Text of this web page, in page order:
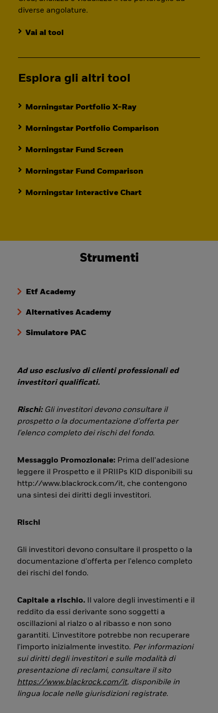
diverse angolature.
Vai al tool
Esplora gli altri tool
Morningstar Portfolio X-Ray
Morningstar Portfolio Comparison
Morningstar Fund Screen
Morningstar Fund Comparison
Morningstar Interactive Chart
Strumenti
Etf Academy
Alternatives Academy
Simulatore PAC
Ad uso esclusivo di clienti professionali ed
investitori qualificati.
Rischi: Gli investitori devono consultare il
prospetto o la documentazione d'offerta per
l'elenco completo dei rischi del fondo.
Messaggio Promozionale: Prima dell’adesione
leggere il Prospetto e il PRIIPs KID disponibili su
http://www.blackrock.com/it, che contengono
una sintesi dei diritti degli investitori.
Rischi
Gli investitori devono consultare il prospetto o la
documentazione d'offerta per l'elenco completo
dei rischi del fondo.
Capitale a rischio. Il valore degli investimenti e il
reddito da essi derivante sono soggetti a
oscillazioni al rialzo o al ribasso e non sono
garantiti. L'investitore potrebbe non recuperare
l'importo inizialmente investito. Per informazioni
sui diritti degli investitori e sulle modalità di
presentazione di reclami, consultare il sito
https://www.blackrock.com/it, disponibile in
lingua locale nelle giurisdizioni registrate.